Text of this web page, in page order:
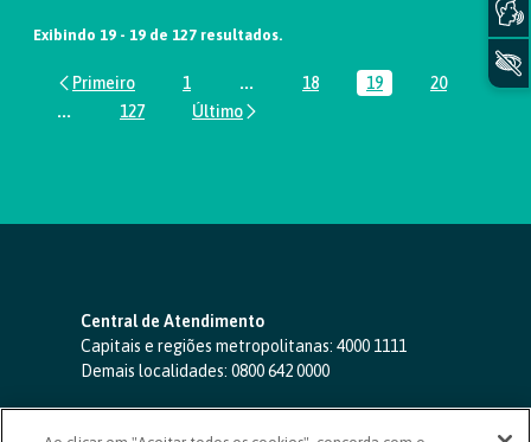
Exibindo 19 - 19 de 127 resultados.
Página
1 ...Páginas intermediárias Usar ABA
Página
18 Página
19 Página
20
...Páginas intermediárias Usar ABA para navegar.
Página
127
Central de Atendimento
Capitais e regiões metropolitanas: 4000 1111
Demais localidades: 0800 642 0000
SAC 24 horas-0800 724 4420